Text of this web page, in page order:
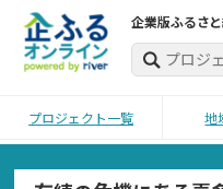
企業版ふるさ
プロジェクト一覧 地